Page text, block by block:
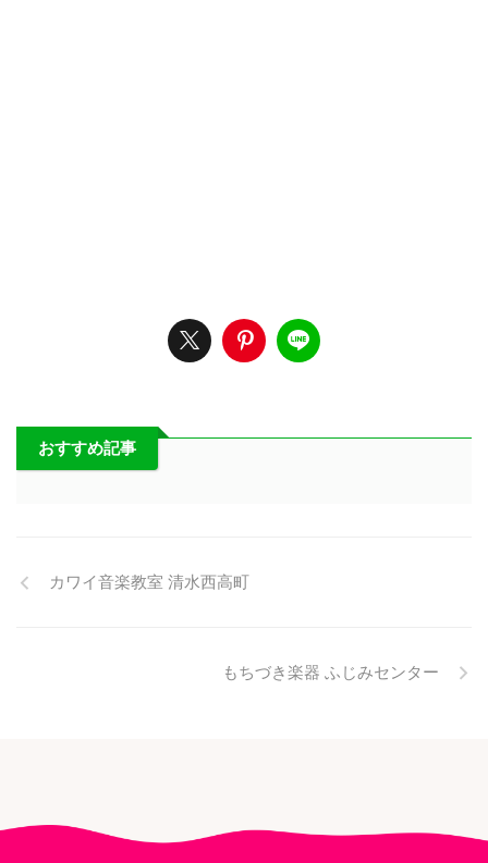
おすすめ記事
カワイ音楽教室 清水西高町
もちづき楽器 ふじみセンター